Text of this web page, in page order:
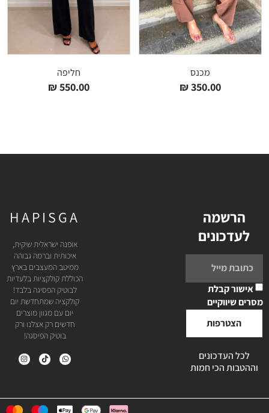
מכנס
350.00
₪
חליפה
550.00
₪
הרשמה
לעדכונים
אישור קבלת
מסרים שיווקיים
הצטרפות
לכל העדכונים
וההטבות הכי חמות
HAPISGA
אופנה ישראלית שיקית,
איכותית וברמה גבוהה
ממיטב המעצבים בארץ
הכוללת קולקציות בלעדיות
לבוטיק הפסיגה בלבד!
קולקציה שמתחדשת יום
יום עם מגוון מוצרים
חדשים רק אצלנו ורק
בוטיק הפיסגה!